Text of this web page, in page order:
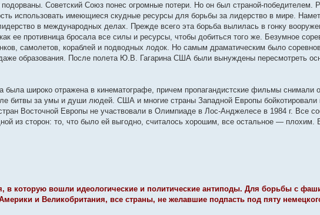
Советский Союз понес огромные потери. Но он был страной-победителем.
использовать имеющиеся скудные ресурсы для борьбы за лидерство в мире.
в международных делах. Прежде всего эта борьба вылилась в гонку
ее противница бросала все силы и ресурсы, чтобы добиться того же. Безумное
самолетов, кораблей и подводных лодок. Но самым драматическим было
образования. После полета Ю.В. Гагарина США были вынуждены пересмотреть
была широко отражена в кинематографе, причем пропагандистские фильмы снимали
битвы за умы и души людей. США и многие страны Западной Европы бойкотировали
Восточной Европы не участвовали в Олимпиаде в Лос-Анджелесе в 1984 г. Все
из сторон: то, что было ей выгодно, считалось хорошим, все остальное —
которую вошли идеологические и политические антиподы. Для борьбы с
и Великобритания, все страны, не желавшие подпасть под пяту